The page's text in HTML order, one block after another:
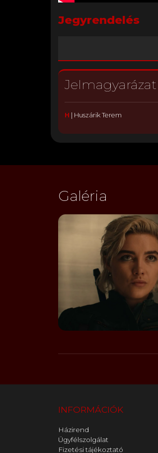
Jegyrendelés
Jelmagyarázat
H | Huszárik Terem
Galéria
INFORMÁCIÓK
Házirend
Ügyfélszolgálat
Fizetési tájékoztató